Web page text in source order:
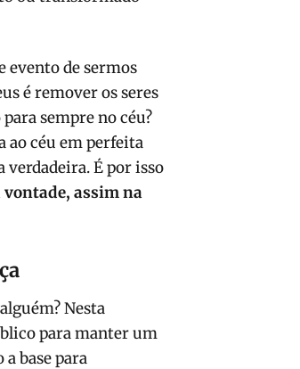
evento de sermos
é remover os seres
sempre no céu?
ao céu em perfeita
verdadeira. É por isso
vontade, assim na
Nesta
para manter um
base para